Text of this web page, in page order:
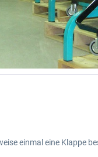
einmal eine Klappe